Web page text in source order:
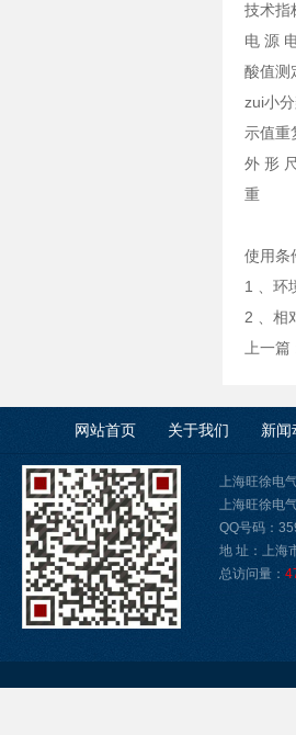
技术指
电 源
酸值测
zui小
示值重
外 形
重
使用条
1 、环
2 、相
上一篇
网站首页 关于我们 新闻
上海旺徐电
上海旺徐电
QQ号码：
地 址：上海
总访问量：